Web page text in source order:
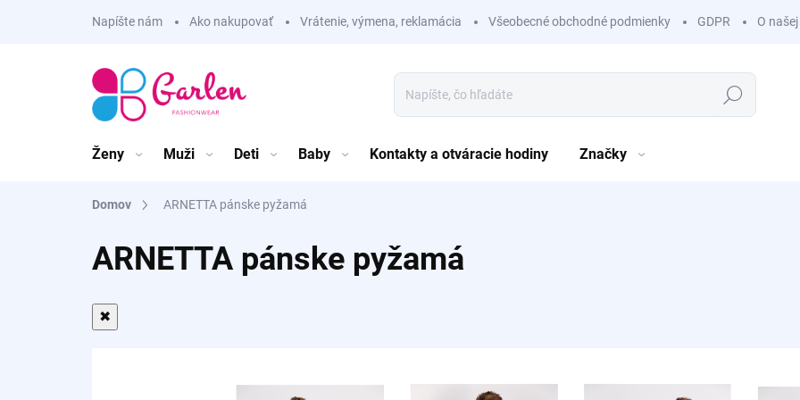
Napíšte nám Ako nakupovať Vrátenie, výmena, reklamácia Všeobecné obchodné podmienky GDPR O našej
Hľadať
Ženy Muži Deti Baby Kontakty a otváracie hodiny Značky
Domov ARNETTA pánske pyžamá
ARNETTA pánske pyžamá
✖